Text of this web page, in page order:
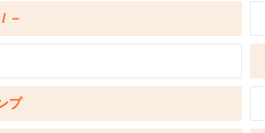
－
プ